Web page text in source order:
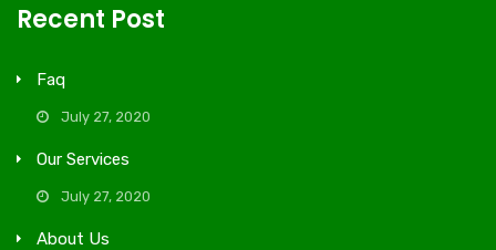
Recent Post
Faq
July 27, 2020
Our Services
July 27, 2020
About Us